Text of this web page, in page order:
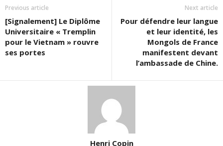
Previous article
[Signalement] Le Diplôme
Universitaire « Tremplin
pour le Vietnam » rouvre
ses portes
Next article
Pour défendre leur langue
et leur identité, les
Mongols de France
manifestent devant
l’ambassade de Chine.
Henri Copin